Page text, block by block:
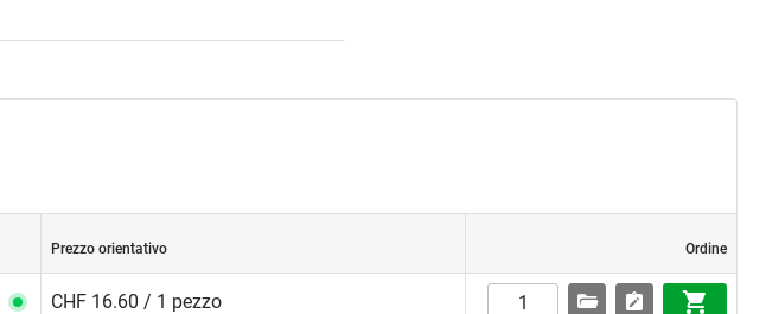
Prezzo orientativo Ordine
CHF 16.60 / 1 pezzo